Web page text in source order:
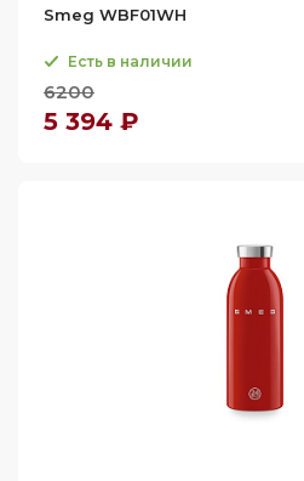
Smeg WBF01WH
Есть в наличии
6200
5 394 ₽